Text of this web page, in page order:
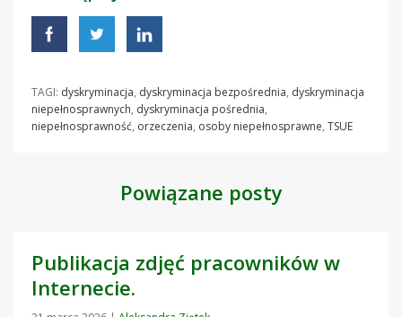
TAGI: dyskryminacja, dyskryminacja bezpośrednia, dyskryminacja
niepełnosprawnych, dyskryminacja pośrednia,
niepełnosprawność, orzeczenia, osoby niepełnosprawne, TSUE
Powiązane posty
Publikacja zdjęć pracowników w
Internecie.